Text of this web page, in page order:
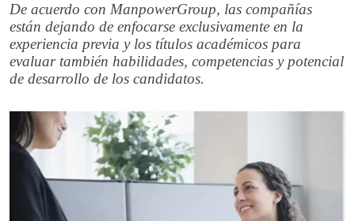
De acuerdo con ManpowerGroup, las compañías
están dejando de enfocarse exclusivamente en la
experiencia previa y los títulos académicos para
evaluar también habilidades, competencias y potencial
de desarrollo de los candidatos.